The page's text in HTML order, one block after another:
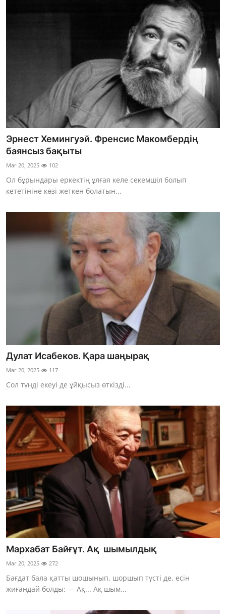
Эрнест Хемингуэй. Френсис Макомбердің
баянсыз бақыты
Mar 20, 2025 102
Ол бұрындары еркектің ұлғая келе секемшіл болып
кететініне көзі жеткен болатын...
Дулат Исабеков. Қара шаңырақ
Mar 20, 2025 117
Сол түнді екеуі де ұйқысыз өткізді...
Мархабат Байғұт. Ақ шымылдық
Mar 20, 2025 272
Бағдат бала қатты шошынып, шоршып түсті де, есін
жиғандай болды: — Ақ... Ақ шым...